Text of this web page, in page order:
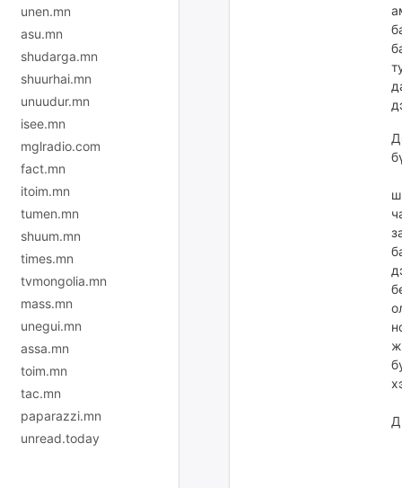
unen.mn
asu.mn
shudarga.mn
shuurhai.mn
unuudur.mn
isee.mn
mglradio.com
fact.mn
itoim.mn
tumen.mn
shuum.mn
times.mn
tvmongolia.mn
mass.mn
unegui.mn
assa.mn
toim.mn
tac.mn
paparazzi.mn
unread.today